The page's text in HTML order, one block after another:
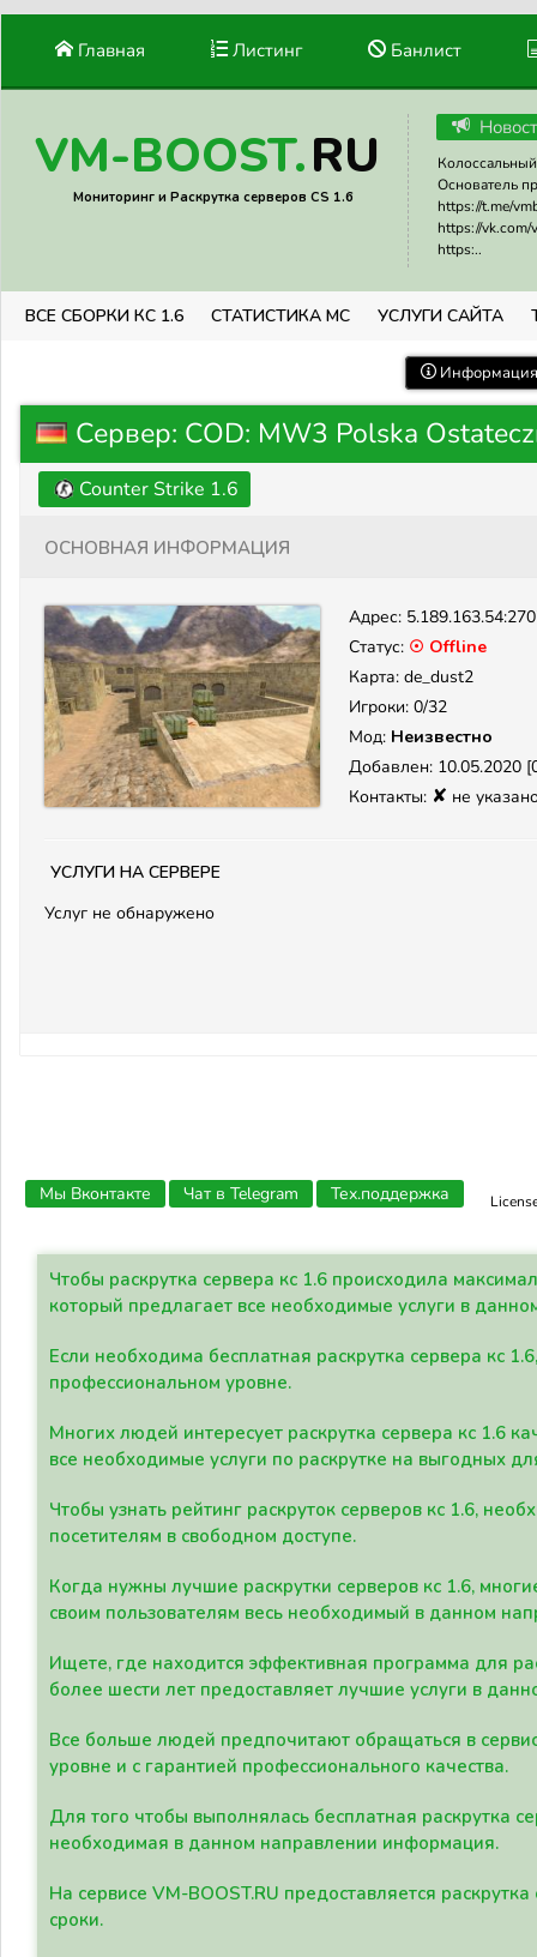
Главная Листинг Банлист
VM-BOOST.RU
Мониторинг и Раскрутка серверов CS 1.6
Основатель
https://t.me/
https://vk.com/
https:..
ВСЕ СБОРКИ КС 1.6 СТАТИСТИКА МС УСЛУГИ САЙТА
Сервер: COD: MW3 Polska
Counter Strike 1.6
Основная информация
Адрес:
Статус: ☉ Offline
Карта: de_dust2
Игроки: 0/32
Мод: Неизвестно
Добавлен: 10.05.2020
Контакты: ✘ не
Услуги на сервере
Услуг не обнаружено
Мы Вконтакте Чат в Telegram Тех.поддержка
Чтобы раскрутка сервера кс 1.6 происходила
который предлагает все необходимые услуги в
Если необходима бесплатная раскрутка сервера кс
профессиональном уровне.
Многих людей интересует раскрутка сервера кс 1.6
все необходимые услуги по раскрутке на выгодных
Чтобы узнать рейтинг раскруток серверов кс 1.6,
посетителям в свободном доступе.
Когда нужны лучшие раскрутки серверов кс 1.6,
своим пользователям весь необходимый в данном
Ищете, где находится эффективная программа для
более шести лет предоставляет лучшие услуги в
Все больше людей предпочитают обращаться в
уровне и с гарантией профессионального качества.
Для того чтобы выполнялась бесплатная раскрутка
необходимая в данном направлении информация.
На сервисе VM-BOOST.RU предоставляется
сроки.